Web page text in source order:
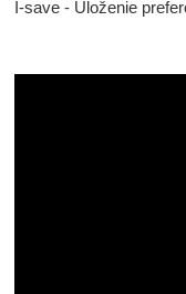
I-save - Uloženie